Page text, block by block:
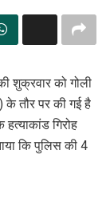
शुक्रवार को गोली
के तौर पर की गई है
गिरोह
कि पुलिस की 4